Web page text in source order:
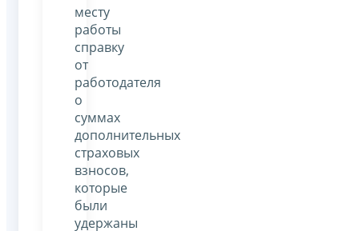
месту
работы
справку
от
работодателя
о
суммах
дополнительных
страховых
взносов,
которые
были
удержаны